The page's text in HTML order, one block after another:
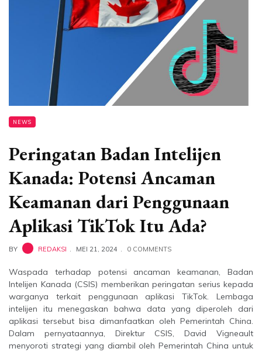
NEWS
Peringatan Badan Intelijen
Kanada: Potensi Ancaman
Keamanan dari Penggunaan
Aplikasi TikTok Itu Ada?
BY REDAKSI MEI 21, 2024 0 COMMENTS
Waspada terhadap potensi ancaman keamanan, Badan
Intelijen Kanada (CSIS) memberikan peringatan serius kepada
warganya terkait penggunaan aplikasi TikTok. Lembaga
intelijen itu menegaskan bahwa data yang diperoleh dari
aplikasi tersebut bisa dimanfaatkan oleh Pemerintah China.
Dalam pernyataannya, Direktur CSIS, David Vigneault
menyoroti strategi yang diambil oleh Pemerintah China untuk